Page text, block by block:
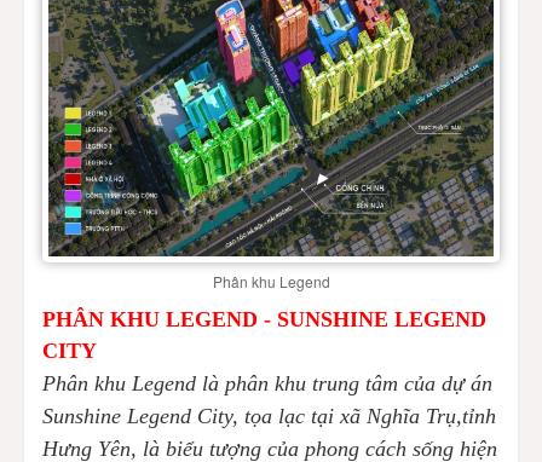
Phân khu Legend
PHÂN KHU LEGEND - SUNSHINE LEGEND
CITY
Phân khu Legend là phân khu trung tâm của dự án
Sunshine Legend City, tọa lạc tại xã Nghĩa Trụ,tỉnh
Hưng Yên, là biểu tượng của phong cách sống hiện